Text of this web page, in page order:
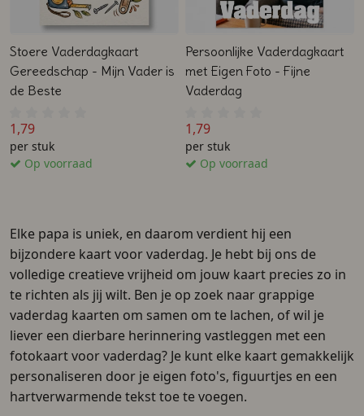
Stoere Vaderdagkaart
Gereedschap - Mijn Vader is
de Beste
1,79
per stuk
Op voorraad
Persoonlijke Vaderdagkaart
met Eigen Foto - Fijne
Vaderdag
1,79
per stuk
Op voorraad
Elke papa is uniek, en daarom verdient hij een
bijzondere kaart voor vaderdag. Je hebt bij ons de
volledige creatieve vrijheid om jouw kaart precies zo in
te richten als jij wilt. Ben je op zoek naar grappige
vaderdag kaarten om samen om te lachen, of wil je
liever een dierbare herinnering vastleggen met een
fotokaart voor vaderdag? Je kunt elke kaart gemakkelijk
personaliseren door je eigen foto's, figuurtjes en een
hartverwarmende tekst toe te voegen.